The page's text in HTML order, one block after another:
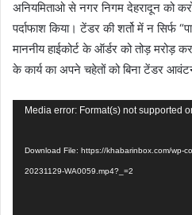
अनियमिताओ से नगर निगम देहरादून को
पर्दाफाश किया। टेंडर की शर्तो में न सिर्फ
माननीय हाईकोर्ट के ऑर्डर को तोड़ मरोड़
के कार्य का अपने चहेतों को बिना टेंडर
Video
Media error: Format(s) not supported
Download File: https://khabarinbox.com/wp-
20231129-WA0059.mp4?_=2